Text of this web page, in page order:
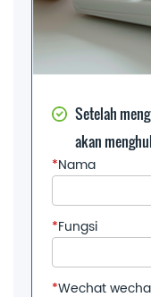
Setelah
akan
*Nama
*Fungsi
*Wechat